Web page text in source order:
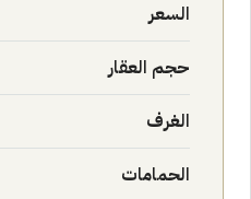
السعر
حجم العقار
الغرف
الحمامات